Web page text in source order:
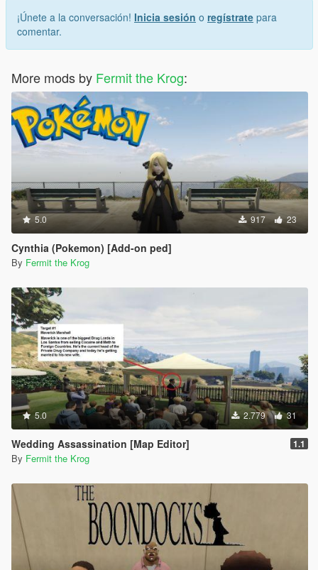
¡Únete a la conversación! Inicia sesión o regístrate para
comentar.
More mods by Fermit the Krog:
5.0 917 23
Cynthia (Pokemon) [Add-on ped]
By Fermit the Krog
5.0 2.779 31
Wedding Assassination [Map Editor] 1.1
By Fermit the Krog